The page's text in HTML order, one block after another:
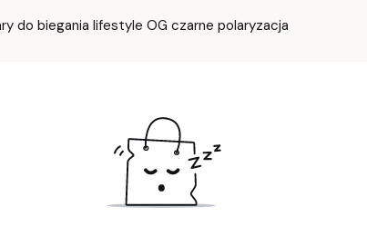
do biegania lifestyle OG czarne polaryzacja